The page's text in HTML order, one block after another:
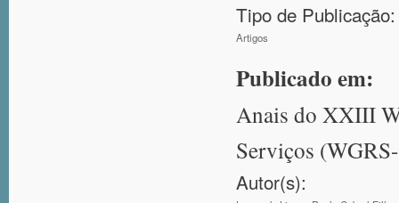
Tipo de Publicação:
Artigos
Publicado em:
Anais do XXIII
Serviços
Autor(s):